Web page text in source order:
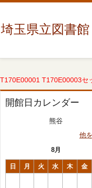
埼玉県立図書館
T170E00001 T170E00003セ
開館日カレンダー
熊谷
他
8月
日 月 火 水 木 金